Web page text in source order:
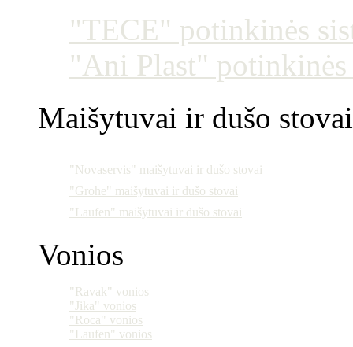
"TECE" potinkinės
"Ani Plast" potinkinės
Maišytuvai ir dušo stovai
"Novaservis" maišytuvai ir dušo stovai
"Grohe" maišytuvai ir dušo stovai
"Laufen" maišytuvai ir dušo stovai
Vonios
"Ravak" vonios
"Jika" vonios
"Roca" vonios
"Laufen" vonios